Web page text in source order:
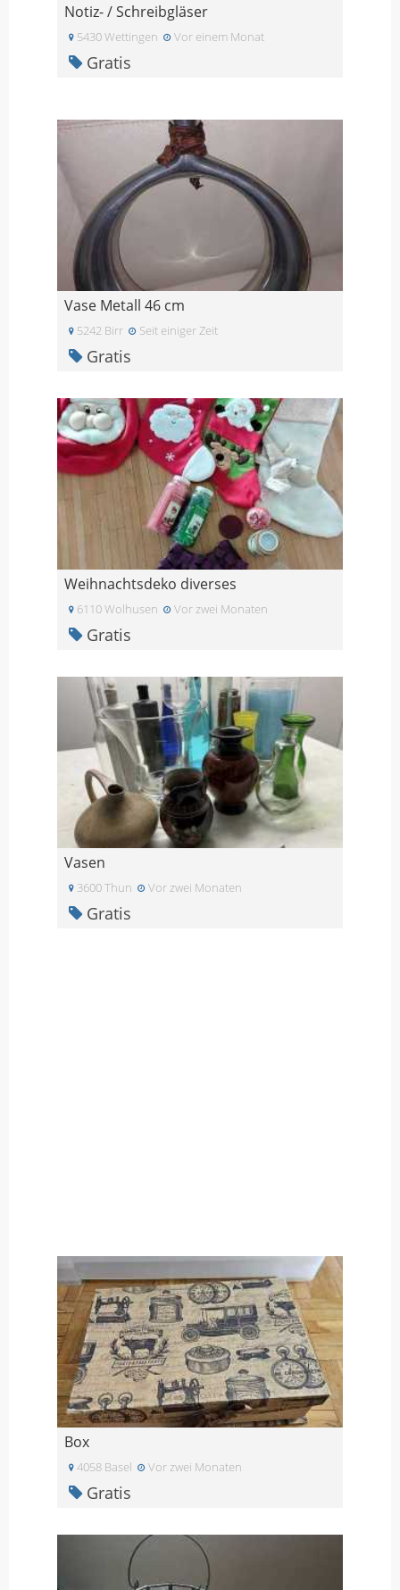
Notiz- / Schreibgläser
5430 Wettingen Vor einem Monat
Gratis
Vase Metall 46 cm
5242 Birr Seit einiger Zeit
Gratis
Weihnachtsdeko diverses
6110 Wolhusen Vor zwei Monaten
Gratis
Vasen
3600 Thun Vor zwei Monaten
Gratis
Box
4058 Basel Vor zwei Monaten
Gratis